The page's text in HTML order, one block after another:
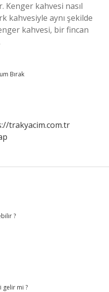
Kenger kahvesi nasıl
kahvesiyle aynı şekilde
kahvesi, bir fincan
Bırak
trakyacim.com.tr
?
gelir mi ?